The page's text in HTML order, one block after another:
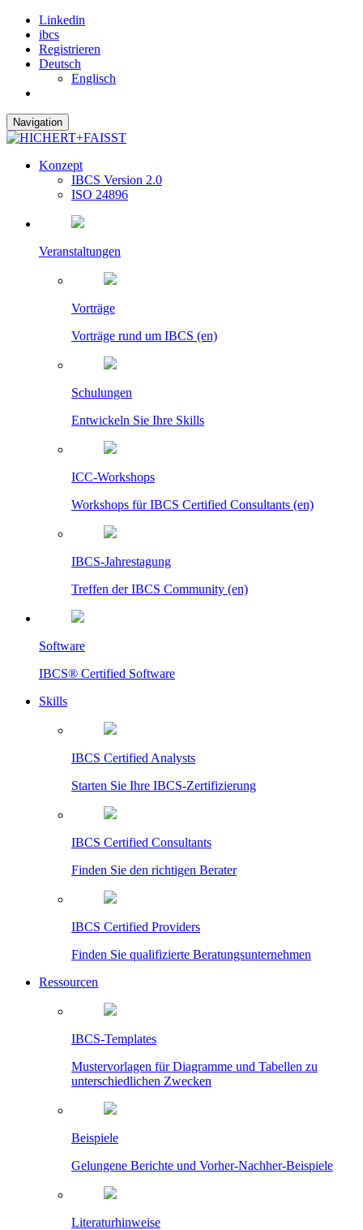
Linkedin
ibcs
Registrieren
Deutsch
Englisch
Navigation
Konzept
IBCS Version 2.0
ISO 24896
Veranstaltungen
Vorträge
Vorträge rund um IBCS (en)
Schulungen
Entwickeln Sie Ihre Skills
ICC-Workshops
Workshops für IBCS Certified Consultants (en)
IBCS-Jahrestagung
Treffen der IBCS Community (en)
Software
IBCS® Certified Software
Skills
IBCS Certified Analysts
Starten Sie Ihre IBCS-Zertifizierung
IBCS Certified Consultants
Finden Sie den richtigen Berater
IBCS Certified Providers
Finden Sie qualifizierte Beratungsunternehmen
Ressourcen
IBCS-Templates
Mustervorlagen für Diagramme und Tabellen zu
unterschiedlichen Zwecken
Beispiele
Gelungene Berichte und Vorher-Nachher-Beispiele
Literaturhinweise